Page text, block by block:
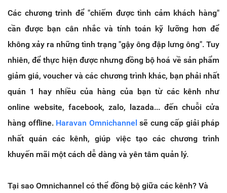
Các chương trình để "chiếm được tình cảm khách hàng"
cần được bạn cân nhắc và tính toán kỹ lưỡng hơn để
không xảy ra những tình trạng "gậy ông đập lưng ông". Tuy
nhiên, để thực hiện được nhưng đồng bộ hoá về sản phẩm
giảm giá, voucher và các chương trình khác, bạn phải nhất
quán 1 hay nhiều của hàng của bạn từ các kênh như
online website, facebook, zalo, lazada... đến chuỗi cửa
hàng offline. Haravan Omnichannel sẽ cung cấp giải pháp
nhất quán các kênh, giúp việc tạo các chương trình
khuyến mãi một cách dễ dàng và yên tâm quản lý.
Tại sao Omnichannel có thể đồng bộ giữa các kênh? Và